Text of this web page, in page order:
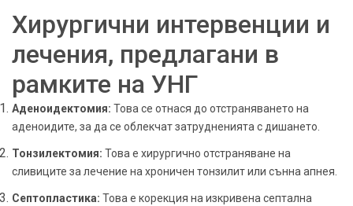
Хирургични интервенции и
лечения, предлагани в
рамките на УНГ
Аденоидектомия: Това се отнася до отстраняването на
аденоидите, за да се облекчат затрудненията с дишането.
Тонзилектомия: Това е хирургично отстраняване на
сливиците за лечение на хроничен тонзилит или сънна апнея.
Септопластика: Това е корекция на изкривена септална